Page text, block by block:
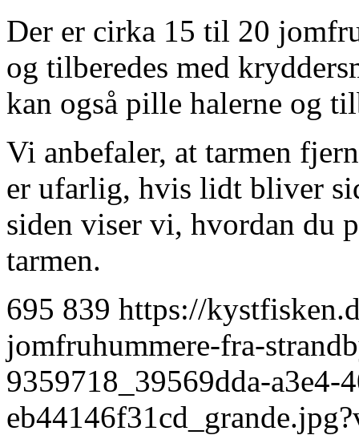
Der er cirka 15 til 20
og tilberedes med
kan også pille halerne og
Vi anbefaler, at tarmen
er ufarlig, hvis lidt bliver
siden viser vi, hvordan du
tarmen.
695 839 https://
jomfruhummere-fra-
9359718_39569dda-a3e4-